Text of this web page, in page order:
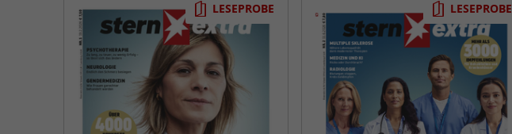
LESEPROBE LESEPROBE